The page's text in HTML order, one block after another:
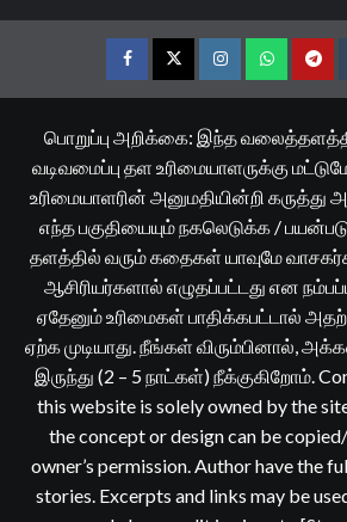
FacebookTwitterInstagramWhatsapp
பொறுப்பு அறிக்கை: இந்த
வடிவமைப்பு தள உரிமையாளருக்கு
உரிமையாளரின் அனுமதியின்றி கருத்து
எந்த பகுதியையும் நகலெடுக்க /
தளத்தில் வரும் கதைகள் யாவுமே
ஆசிரியர்களால் எழுதப்பட்டது என
ஏதேனும் உரிமைகள் பாதிக்கபட்டால்
ஏற்க முடியாது. நீங்கள் விரும்பினால்,
இருந்து (2 – 5 நாட்கள்) நீக்குகிறோம்.
this website is solely owned by the
the concept or design can be
owner’s permission. Author have the
stories. Excerpts and links may be